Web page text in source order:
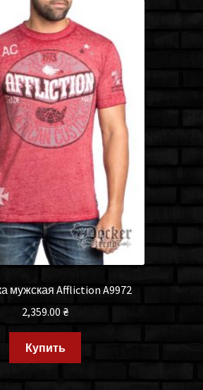
мужская Affliction A9972
2,359.00 ₴
Купить